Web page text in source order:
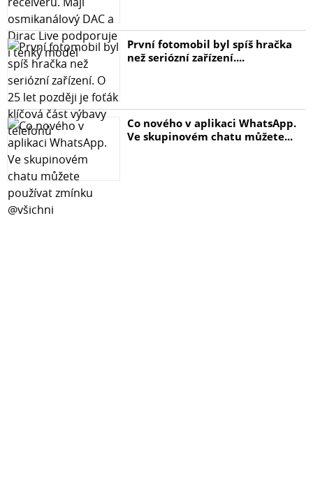
První fotomobil byl spíš hračka
než seriózní zařízení....
Co nového v aplikaci WhatsApp.
Ve skupinovém chatu můžete...